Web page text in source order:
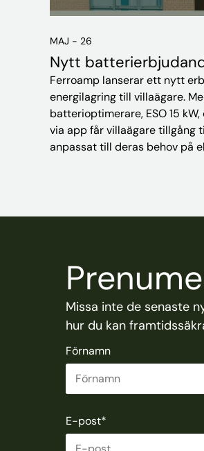
MAJ - 26
Nytt
Ferroamp lanserar ett nytt
energilagring till villaägare.
batterioptimerare, ESO 15
via app får villaägare tillgång
anpassat till deras behov på
Missa inte de senaste
hur du kan
Förnamn
E-post*